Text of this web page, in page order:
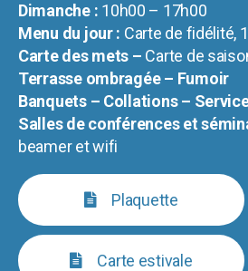
Dimanche : 10h00 – 17h00
Menu du jour : Carte de fidélité,
Carte des mets – Carte de
Terrasse ombragée – Fumoir
Banquets – Collations –
Salles de conférences et
beamer et wifi
Plaquette
Carte estivale